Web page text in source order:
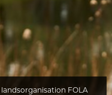
FOLA